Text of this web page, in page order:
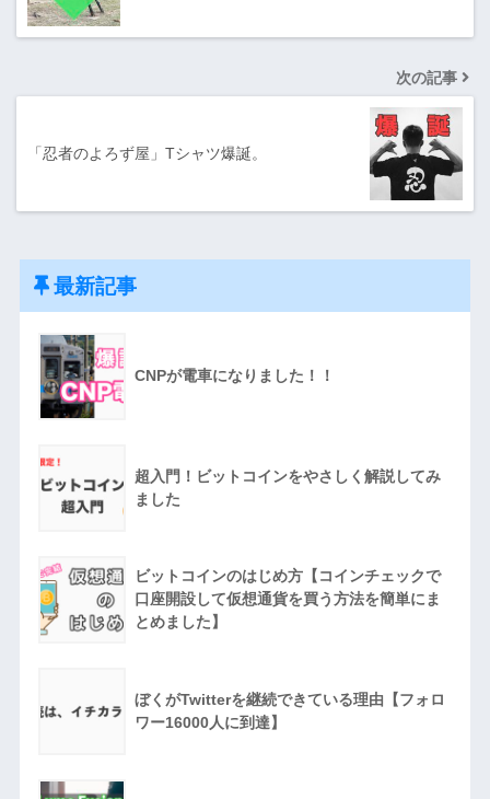
次の記事
「忍者のよろず屋」Tシャツ爆誕。
最新記事
CNPが電車になりました！！
超入門！ビットコインをやさしく解説してみ
ました
ビットコインのはじめ方【コインチェックで
口座開設して仮想通貨を買う方法を簡単にま
とめました】
ぼくがTwitterを継続できている理由【フォロ
ワー16000人に到達】